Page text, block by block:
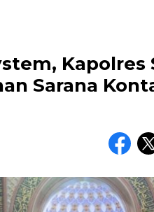
Kapolres
Sarana